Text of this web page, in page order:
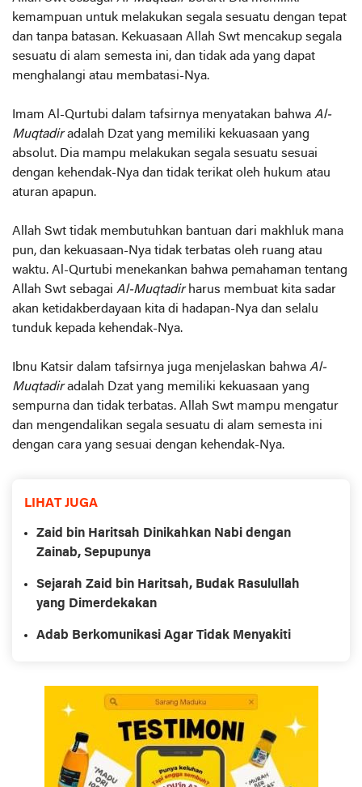
kemampuan untuk melakukan segala sesuatu dengan tepat
dan tanpa batasan. Kekuasaan Allah Swt mencakup segala
sesuatu di alam semesta ini, dan tidak ada yang dapat
menghalangi atau membatasi-Nya.
Imam Al-Qurtubi dalam tafsirnya menyatakan bahwa Al-
Muqtadiradalah Dzat yang memiliki kekuasaan yang
absolut. Dia mampu melakukan segala sesuatu sesuai
dengan kehendak-Nya dan tidak terikat oleh hukum atau
aturan apapun.
Allah Swt tidak membutuhkan bantuan dari makhluk mana
pun, dan kekuasaan-Nya tidak terbatas oleh ruang atau
waktu. Al-Qurtubi menekankan bahwa pemahaman tentang
Allah Swt sebagai Al-Muqtadirharus membuat kita sadar
akan ketidakberdayaan kita di hadapan-Nya dan selalu
tunduk kepada kehendak-Nya.
Ibnu Katsir dalam tafsirnya juga menjelaskan bahwa Al-
Muqtadiradalah Dzat yang memiliki kekuasaan yang
sempurna dan tidak terbatas. Allah Swt mampu mengatur
dan mengendalikan segala sesuatu di alam semesta ini
dengan cara yang sesuai dengan kehendak-Nya.
LIHAT JUGA
Zaid bin Haritsah Dinikahkan Nabi dengan
Zainab, Sepupunya
Sejarah Zaid bin Haritsah, Budak Rasulullah
yang Dimerdekakan
Adab Berkomunikasi Agar Tidak Menyakiti